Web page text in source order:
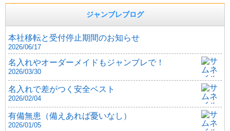
ジャンブレブログ
本社移転と受付停止期間のお知らせ
2026/06/17
名入れやオーダーメイドもジャンブレで！
2026/03/30
名入れで差がつく安全ベスト
2026/02/04
有備無患（備えあれば憂いなし）
2026/01/05